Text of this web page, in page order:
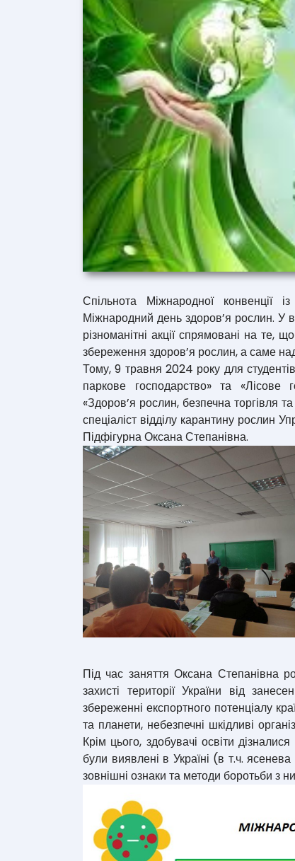
Спільнота Міжнародної конвенції
Міжнародний день здоров’я рослин. У
різноманітні акції спрямовані на те,
збереження здоров’я рослин, а саме
Тому, 9 травня 2024 року для
паркове господарство» та «Лісове
«Здоров’я рослин, безпечна торгівля
спеціаліст відділу карантину рослин
Підфігурна Оксана Степанівна.
Під час заняття Оксана Степанівна
захисті території України від
збереженні експортного потенціалу
та планети, небезпечні шкідливі
Крім цього, здобувачі освіти
були виявлені в Україні (в т.ч.
зовнішні ознаки та методи боротьби з